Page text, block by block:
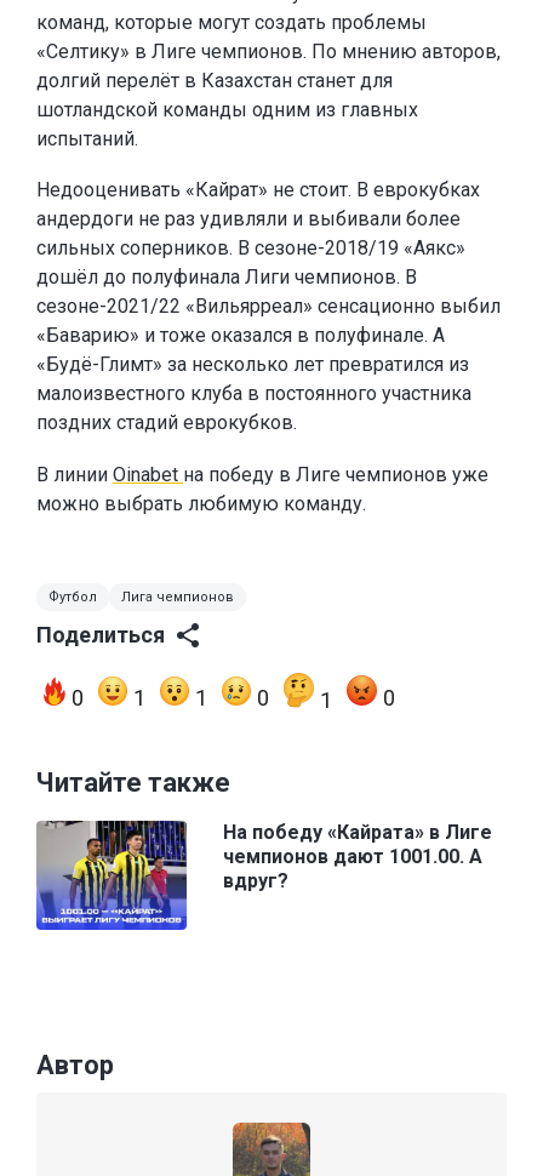
команд, которые могут создать проблемы
«Селтику» в Лиге чемпионов. По мнению авторов,
долгий перелёт в Казахстан станет для
шотландской команды одним из главных
испытаний.
Недооценивать «Кайрат» не стоит. В еврокубках
андердоги не раз удивляли и выбивали более
сильных соперников. В сезоне-2018/19 «Аякс»
дошёл до полуфинала Лиги чемпионов. В
сезоне-2021/22 «Вильярреал» сенсационно выбил
«Баварию» и тоже оказался в полуфинале. А
«Будё-Глимт» за несколько лет превратился из
малоизвестного клуба в постоянного участника
поздних стадий еврокубков.
В линии Oinabet на победу в Лиге чемпионов уже
можно выбрать любимую команду.
Футбол Лига чемпионов
Поделиться
0 1 1 0 1 0
Читайте также
На победу «Кайрата» в Лиге
чемпионов дают 1001.00. А
вдруг?
Автор